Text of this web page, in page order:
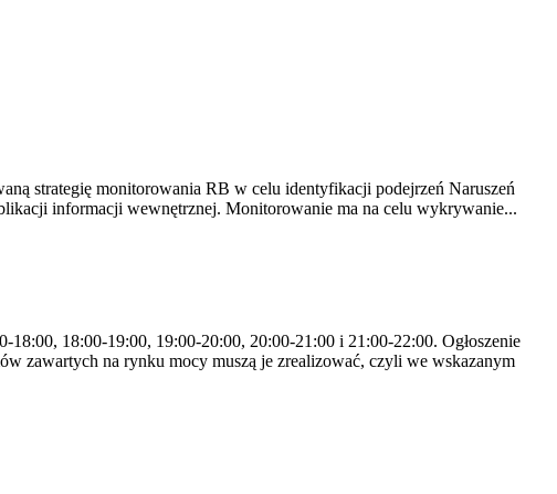
strategię monitorowania RB w celu identyfikacji podejrzeń Naruszeń
informacji wewnętrznej. Monitorowanie ma na celu wykrywanie...
18:00, 18:00-19:00, 19:00-20:00, 20:00-21:00 i 21:00-22:00. Ogłoszenie
zawartych na rynku mocy muszą je zrealizować, czyli we wskazanym